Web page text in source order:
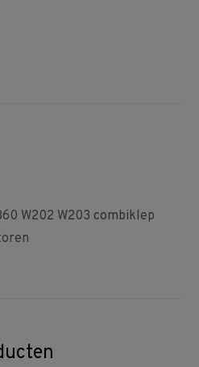
W202 W203 combiklep